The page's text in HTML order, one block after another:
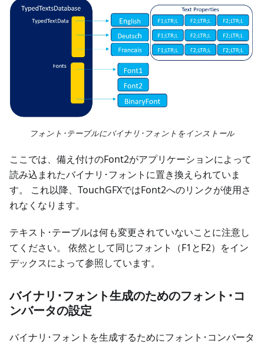
フォント･テーブルにバイナリ･フォントをインストール
ここでは、備え付けのFont2がアプリケーションによって
読み込まれたバイナリ･フォントに置き換えられていま
す。 これ以降、TouchGFXではFont2へのリンクが使用さ
れなくなります。
テキスト･テーブルは何も変更されていないことに注意し
てください。 依然として同じフォント（F1とF2）をイン
デックスによって参照しています。
バイナリ･フォント生成のためのフォント･コ
ンバータの設定
バイナリ･フォントを生成するためにフォント･コンバータ